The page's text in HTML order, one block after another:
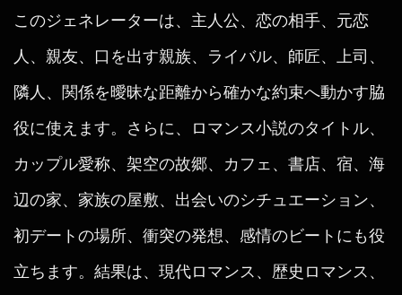
このジェネレーターは、主人公、恋の相手、元恋
人、親友、口を出す親族、ライバル、師匠、上司、
隣人、関係を曖昧な距離から確かな約束へ動かす脇
役に使えます。さらに、ロマンス小説のタイトル、
カップル愛称、架空の故郷、カフェ、書店、宿、海
辺の家、家族の屋敷、出会いのシチュエーション、
初デートの場所、衝突の発想、感情のビートにも役
立ちます。結果は、現代ロマンス、歴史ロマンス、